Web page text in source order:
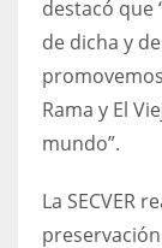
destacó que
de dicha y
Rama y El
mundo”.
La SECVER